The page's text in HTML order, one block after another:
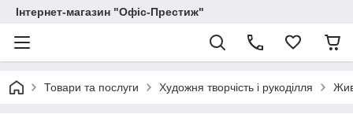
Інтернет-магазин "Офіс-Престиж"
Товари та послуги Художня творчість і рукоділля